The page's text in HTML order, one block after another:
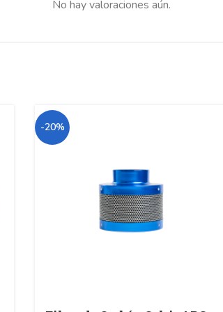
No hay valoraciones aún.
-20%